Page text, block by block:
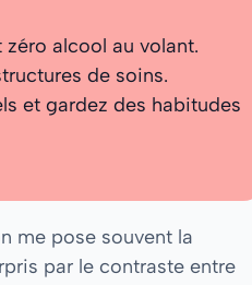
alcool au volant.
de soins.
et gardez des habitudes
me pose souvent la
par le contraste entre